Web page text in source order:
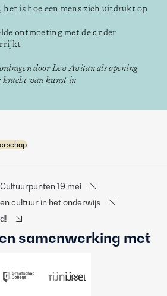
het is hoe een mens zich uitdrukt op
ontmoeting met de ander
door Lev Avitan als opening
kracht van kunst in
19 mei
cultuur in het onderwijs
samenwerking met